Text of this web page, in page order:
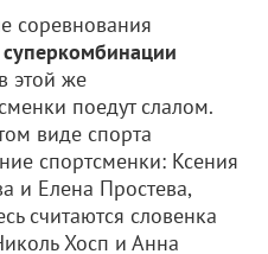
соревнования
суперкомбинации
этой же
поедут слалом.
виде спорта
спортсменки: Ксения
и Елена Простева,
считаются словенка
Хосп и Анна